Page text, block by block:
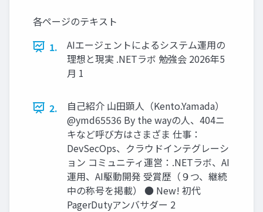
各ページのテキスト
1.
AIエージェントによるシステム運用の
理想と現実 .NETラボ 勉強会 2026年5
月 1
2.
自己紹介 山田顕人（Kento.Yamada）
@ymd65536 By the wayの人、404ニ
キなど呼び方はさまざま 仕事：
DevSecOps、クラウドインテグレーシ
ョン コミュニティ運営：.NETラボ、AI
運用、AI駆動開発 受賞歴（９つ、継続
中の称号を掲載） ● New! 初代
PagerDutyアンバサダー 2